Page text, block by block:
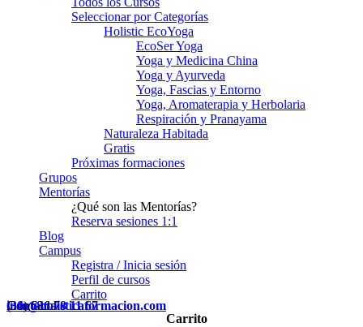
Seleccionar por Categorías
Holistic EcoYoga
EcoSer Yoga
Yoga y Medicina China
Yoga y Ayurveda
Yoga, Fascias y Entorno
Yoga, Aromaterapia y Herbolaria
Respiración y Pranayama
Naturaleza Habitada
Gratis
Próximas formaciones
Grupos
Mentorías
¿Qué son las Mentorías?
Reserva sesiones 1:1
Blog
Campus
Registra / Inicia sesión
Perfil de cursos
Carrito
Contacta
(34) 636 78 11 67
info@holisticaformacion.com
Carrito